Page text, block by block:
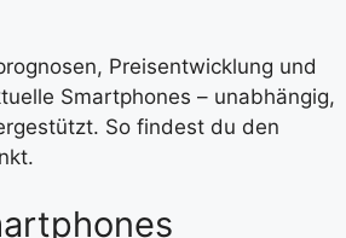
Preisentwicklung und
Smartphones – unabhängig,
So findest du den